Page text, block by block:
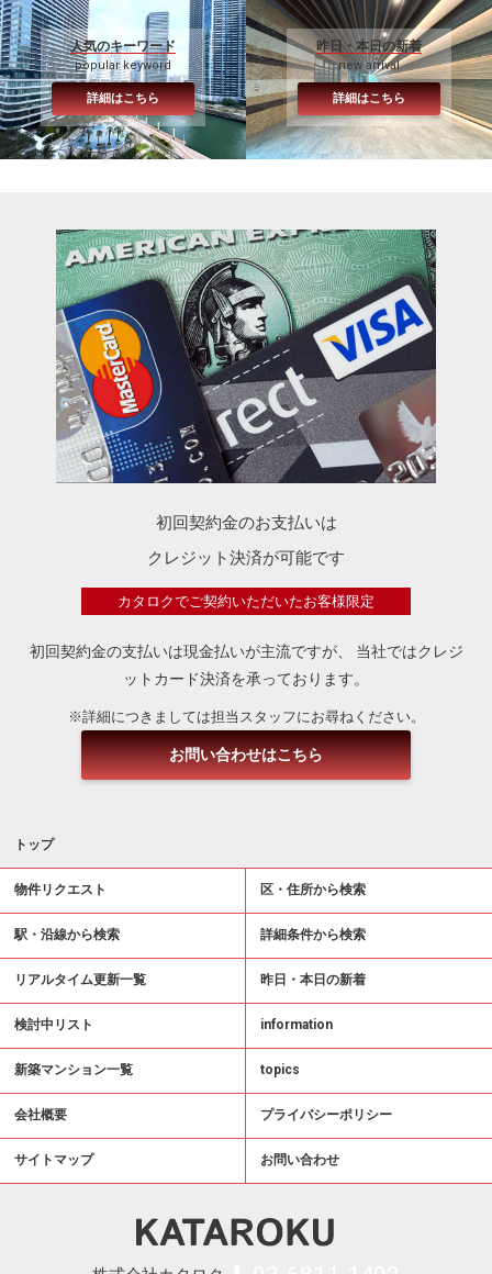
人気のキーワード
popular keyword
詳細はこちら
昨日・本日の新着
new arrival
詳細はこちら
初回契約金のお支払いは
クレジット決済が可能です
カタロクでご契約いただいたお客様限定
初回契約金の支払いは現金払いが主流ですが、
当社ではクレジ
ットカード決済を承っております。
※詳細につきましては担当スタッフにお尋ねください。
お問い合わせはこちら
トップ
物件リクエスト 区・住所から検索
駅・沿線から検索 詳細条件から検索
リアルタイム更新一覧 昨日・本日の新着
検討中リスト information
新築マンション一覧 topics
会社概要 プライバシーポリシー
サイトマップ お問い合わせ